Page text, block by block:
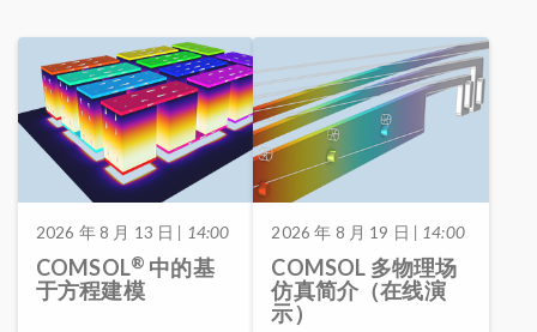
2026 年 8 月 13 日 | 14:00
COMSOL® 中的基
于方程建模
2026 年 8 月 19 日 | 14:00
COMSOL 多物理场
仿真简介（在线演
示）